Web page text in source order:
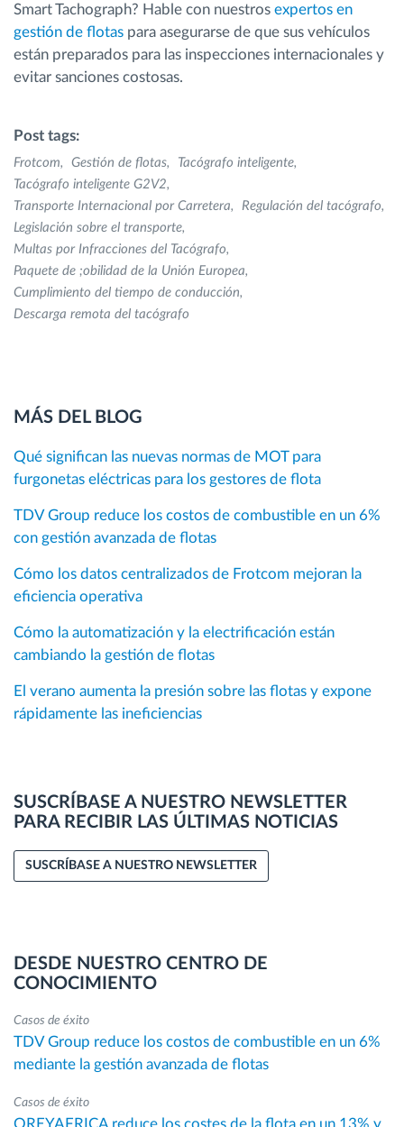
Smart Tachograph? Hable con nuestros expertos en
gestión de flotas para asegurarse de que sus vehículos
están preparados para las inspecciones internacionales y
evitar sanciones costosas.
Post tags:
Frotcom Gestión de flotas
Tacógrafo inteligente
Tacógrafo inteligente G2V2
Transporte Internacional por Carretera
Regulación del tacógrafo
Legislación sobre el transporte
Multas por Infracciones del Tacógrafo
Paquete de ;obilidad de la Unión Europea
Cumplimiento del tiempo de conducción
Descarga remota del tacógrafo
MÁS DEL BLOG
Qué significan las nuevas normas de MOT para
furgonetas eléctricas para los gestores de flota
TDV Group reduce los costos de combustible en un 6%
con gestión avanzada de flotas
Cómo los datos centralizados de Frotcom mejoran la
eficiencia operativa
Cómo la automatización y la electrificación están
cambiando la gestión de flotas
El verano aumenta la presión sobre las flotas y expone
rápidamente las ineficiencias
SUSCRÍBASE A NUESTRO NEWSLETTER
PARA RECIBIR LAS ÚLTIMAS NOTICIAS
SUSCRÍBASE A NUESTRO NEWSLETTER
DESDE NUESTRO CENTRO DE
CONOCIMIENTO
Casos de éxito
TDV Group reduce los costos de combustible en un 6%
mediante la gestión avanzada de flotas
Casos de éxito